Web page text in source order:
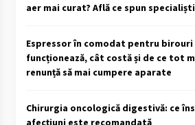
aer mai curat? Află ce spun
Espressor în comodat pentru birouri
funcționează, cât costă și de ce tot
renunță să mai cumpere aparate
Chirurgia oncologică digestivă: ce
afecțiuni este recomandată